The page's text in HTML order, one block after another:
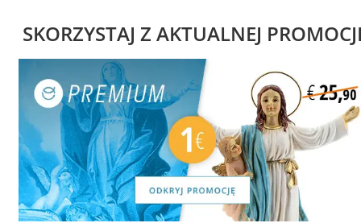
SKORZYSTAJ Z AKTUALNEJ